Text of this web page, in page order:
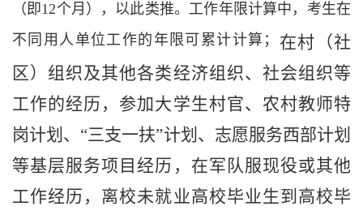
（即12个月），以此类推。工作年限计算中，考生在
不同用人单位工作的年限可累计计算；
在村（社
区）组织及其他各类经济组织、社会组织等
工作的经历， 参加大学生村官、农村教师特
岗计划、“三支一扶”计划、志愿服务西部计划
等基层服务项目经历，在军队服现役或其他
工作经历 ， 离校未就业高校毕业生到高校毕